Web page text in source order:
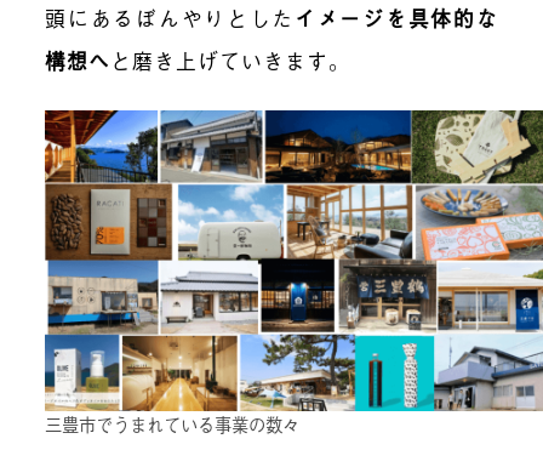
頭にあるぼんやりとし た イメージを具体的な
構想へ と磨き上げていきます。
三豊市でうまれている事業の数々